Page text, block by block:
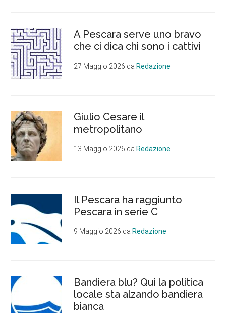
A Pescara serve uno bravo
che ci dica chi sono i cattivi
27 Maggio 2026 daRedazione
Giulio Cesare il
metropolitano
13 Maggio 2026 daRedazione
Il Pescara ha raggiunto
Pescara in serie C
9 Maggio 2026 daRedazione
Bandiera blu? Qui la politica
locale sta alzando bandiera
bianca